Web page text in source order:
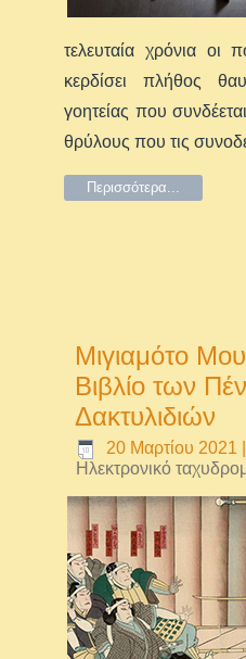
τελευταία χρόνια οι
κερδίσει πλήθος
γοητείας που
θρύλους που τις
Περισσότερα...
Μιγιαμότο
Βιβλίο των
Δακτυλιδιών
20 Μαρτίου 2021
Ηλεκτρονικό